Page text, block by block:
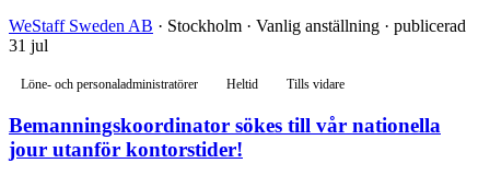
WeStaff Sweden AB · Stockholm · Vanlig anställning · publicerad
31 jul
Löne- och personaladministratörer Heltid Tills vidare
Bemanningskoordinator sökes till vår nationella
jour utanför kontorstider!